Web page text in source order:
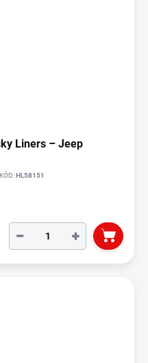
Liners – Jeep
KÓD:HL58151
+
−